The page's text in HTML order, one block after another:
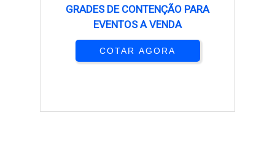
GRADES DE CONTENÇÃO PARA
EVENTOS A VENDA
COTAR AGORA